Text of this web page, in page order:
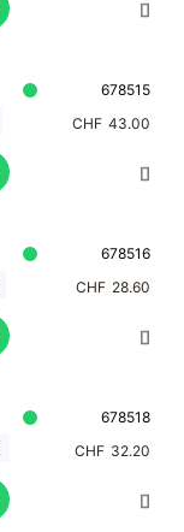
678515
CHF 43.00
678516
CHF 28.60
678518
CHF 32.20